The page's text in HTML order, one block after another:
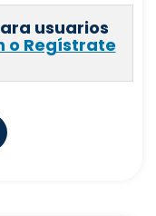
usuarios
o Regístrate